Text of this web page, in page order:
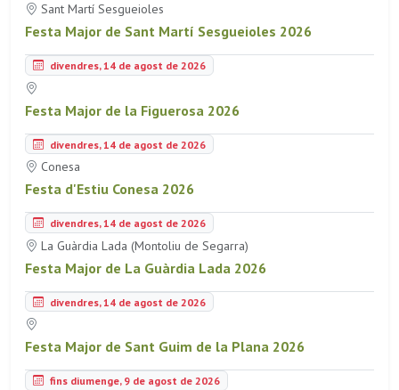
Sant Martí Sesgueioles
Festa Major de Sant Martí Sesgueioles 2026
divendres, 14 de agost de 2026
Festa Major de la Figuerosa 2026
divendres, 14 de agost de 2026
Conesa
Festa d'Estiu Conesa 2026
divendres, 14 de agost de 2026
La Guàrdia Lada (Montoliu de Segarra)
Festa Major de La Guàrdia Lada 2026
divendres, 14 de agost de 2026
Festa Major de Sant Guim de la Plana 2026
fins diumenge, 9 de agost de 2026